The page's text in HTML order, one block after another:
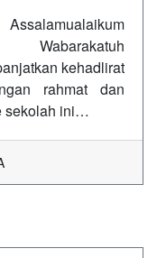
kehadlirat
rahmat dan
sekolah ini…